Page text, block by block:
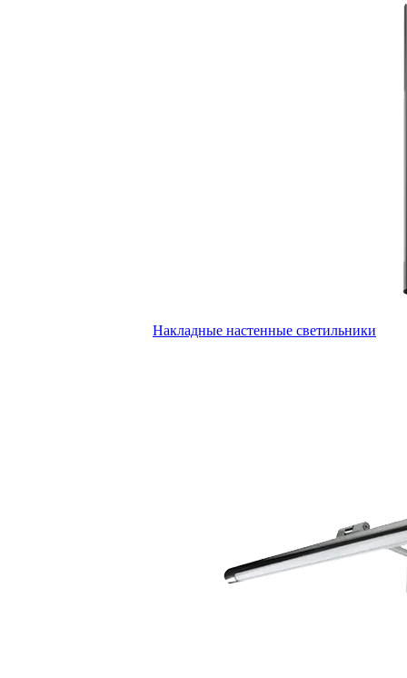
Накладные настенные светильники